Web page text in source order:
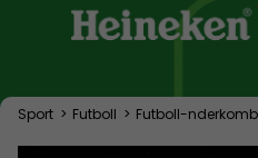
Sport > Futboll > Futboll-